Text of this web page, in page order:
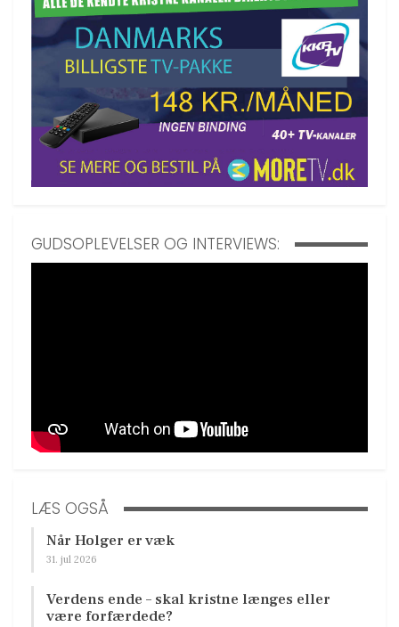
GUDSOPLEVELSER OG INTERVIEWS:
LÆS OGSÅ
Når Holger er væk
31. jul 2026
Verdens ende – skal kristne længes eller
være forfærdede?